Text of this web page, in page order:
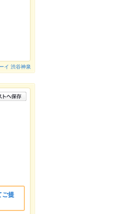
イ 渋谷神泉
ご提